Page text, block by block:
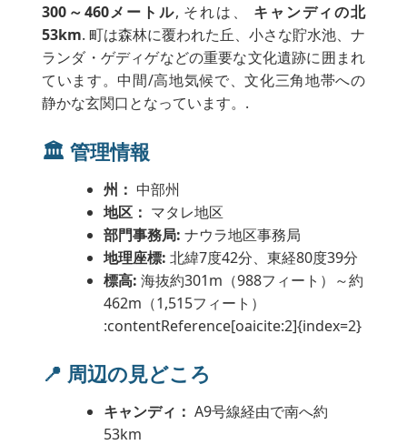
300～460メートル, それは、 キャンディの北
53km. 町は森林に覆われた丘、小さな貯水池、ナ
ランダ・ゲディゲなどの重要な文化遺跡に囲まれ
ています。中間/高地気候で、文化三角地帯への
静かな玄関口となっています。.
🏛️ 管理情報
州： 中部州
地区： マタレ地区
部門事務局: ナウラ地区事務局
地理座標: 北緯7度42分、東経80度39分
標高: 海抜約301m（988フィート）～約
462m（1,515フィート）
:contentReference[oaicite:2]{index=2}
📍 周辺の見どころ
キャンディ： A9号線経由で南へ約
53km